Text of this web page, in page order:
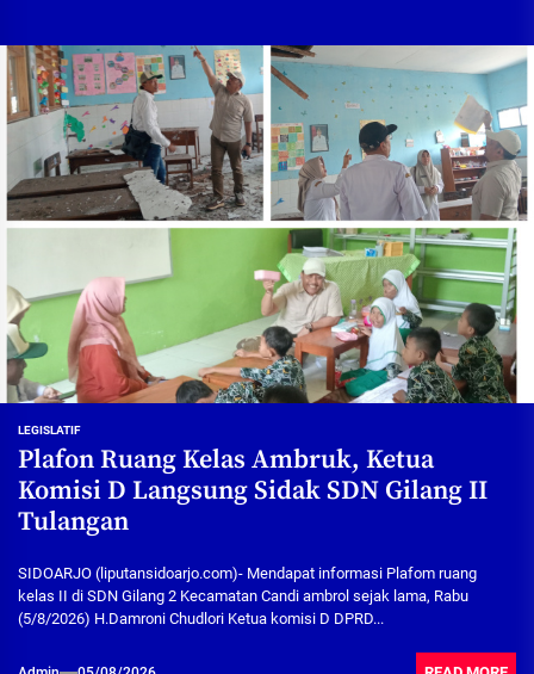
LEGISLATIF
Plafon Ruang Kelas Ambruk, Ketua
Komisi D Langsung Sidak SDN Gilang II
Tulangan
SIDOARJO (liputansidoarjo.com)- Mendapat informasi Plafom ruang
kelas II di SDN Gilang 2 Kecamatan Candi ambrol sejak lama, Rabu
(5/8/2026) H.Damroni Chudlori Ketua komisi D DPRD...